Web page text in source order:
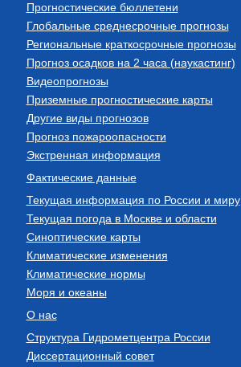
Прогностические бюллетени
Глобальные среднесрочные прогнозы
Региональные краткосрочные прогнозы
Прогноз осадков на 2 часа (наукастинг)
Видеопрогнозы
Приземные прогностические карты
Другие виды прогнозов
Прогноз пожароопасности
Экстренная информация
Фактические данные
Текущая информация по России и миру
Текущая погода в Москве и области
Синоптические карты
Климатические изменения
Климатические нормы
Моря и океаны
О нас
Структура Гидрометцентра России
Диссертационный совет